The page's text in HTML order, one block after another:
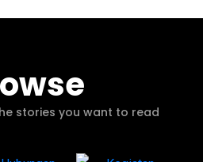
stories you want to read